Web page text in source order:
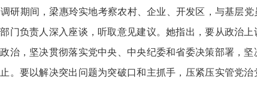
期间，梁惠玲实地考察农村、企业、开发区，与基层党
门负责人深入座谈，听取意见建议。她指出，要从政治
治，坚决贯彻落实党中央、中央纪委和省委决策部署，
。要以解决突出问题为突破口和主抓手，压紧压实管党